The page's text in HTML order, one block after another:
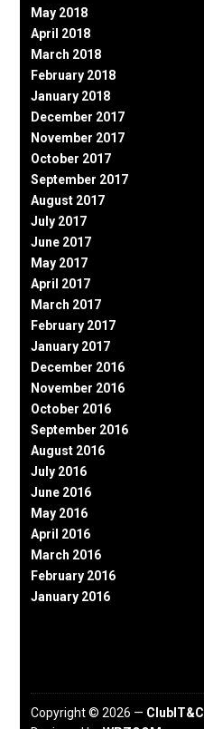
May 2018
April 2018
March 2018
February 2018
January 2018
December 2017
November 2017
October 2017
September 2017
August 2017
July 2017
June 2017
May 2017
April 2017
March 2017
February 2017
January 2017
December 2016
November 2016
October 2016
September 2016
August 2016
July 2016
June 2016
May 2016
April 2016
March 2016
February 2016
January 2016
Copyright © 2026 — ClubIT&C